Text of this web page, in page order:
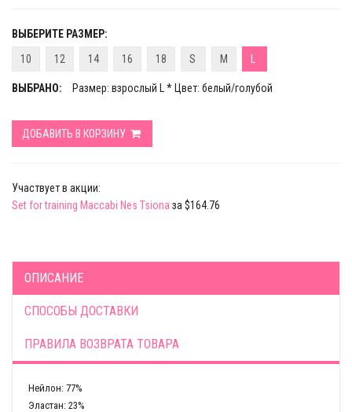
ВЫБЕРИТЕ РАЗМЕР:
10
12 14 16 18 S M
ВЫБРАНО: Размер: взрослый L * Цвет: белый/голубой
ДОБАВИТЬ В КОРЗИНУ
Участвует в акции:
Set for training Maccabi Nes Tsiona за $164.76
ОПИСАНИЕ
СПОСОБЫ ДОСТАВКИ
ПРАВИЛА ВОЗВРАТА ТОВАРА
Нейлон: 77%
Эластан: 23%